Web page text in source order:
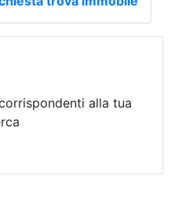
alla tua